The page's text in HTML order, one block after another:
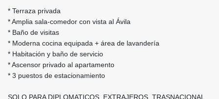
* Terraza privada
* Amplia sala-comedor con vista al Ávila
* Baño de visitas
* Moderna cocina equipada + área de lavandería
* Habitación y baño de servicio
* Ascensor privado al apartamento
* 3 puestos de estacionamiento
SOLO PARA DIPLOMATICOS, EXTRAJEROS, TRASNACIONAL...